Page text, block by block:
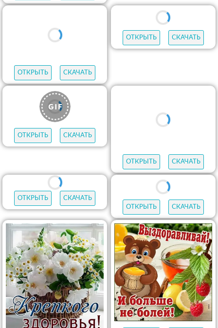
ОТКРЫТЬ СКАЧАТЬ
ОТКРЫТЬ СКАЧАТЬ
ОТКРЫТЬ СКАЧАТЬ
ОТКРЫТЬ СКАЧАТЬ